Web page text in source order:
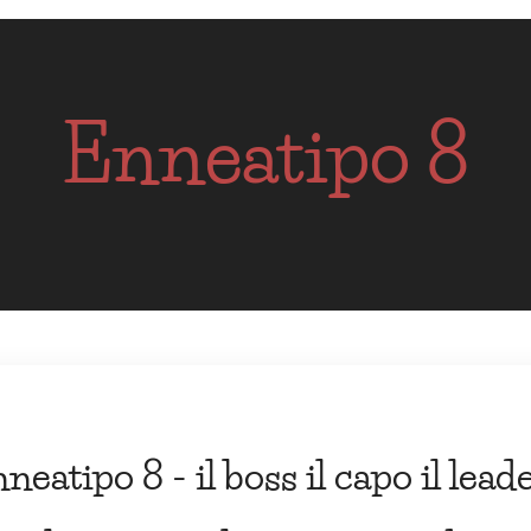
Enneatipo 8
8 - il boss il capo il